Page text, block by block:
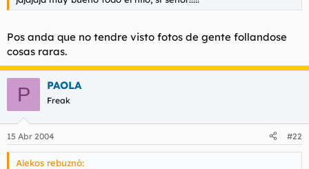
Pos anda que no tendre visto fotos de gente follandose
cosas raras.
P PAOLA
Freak
15 Abr 2004 #22
Alekos rebuznó: